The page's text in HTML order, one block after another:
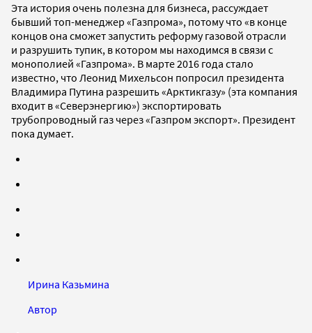
Эта история очень полезна для бизнеса, рассуждает
бывший топ-менеджер «Газпрома», потому что «в конце
концов она сможет запустить реформу газовой отрасли
и разрушить тупик, в котором мы находимся в связи с
монополией «Газпрома». В марте 2016 года стало
известно, что Леонид Михельсон попросил президента
Владимира Путина разрешить «Арктикгазу» (эта компания
входит в «Северэнергию») экспортировать
трубопроводный газ через «Газпром экспорт». Президент
пока думает.
Ирина Казьмина
Автор